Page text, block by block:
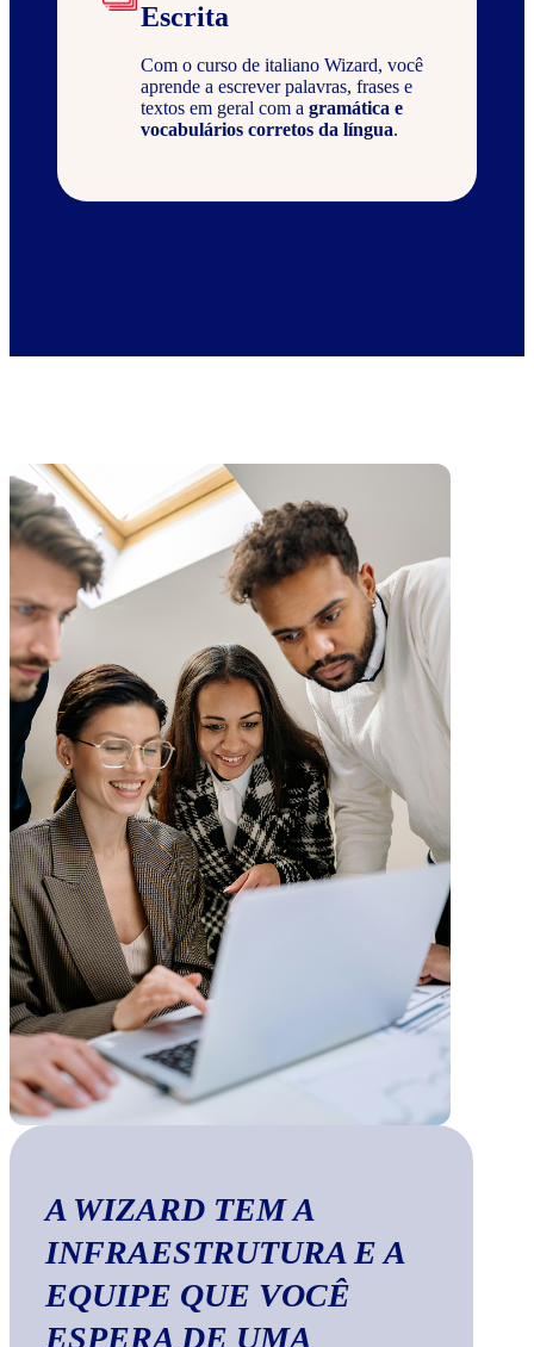
Escrita
Com o curso de italiano Wizard, você
aprende a escrever palavras, frases e
textos em geral com a gramática e
vocabulários corretos da língua.
A WIZARD TEM A
INFRAESTRUTURA E A
EQUIPE QUE VOCÊ
ESPERA DE UMA